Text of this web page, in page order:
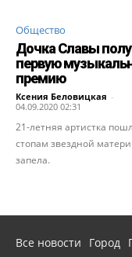
Общество
Дочка Славы
первую
премию
Ксения Беловицкая -
04.09.2020 02:31
21-летняя артистка
стопам звездной
запела.
Все новости Город